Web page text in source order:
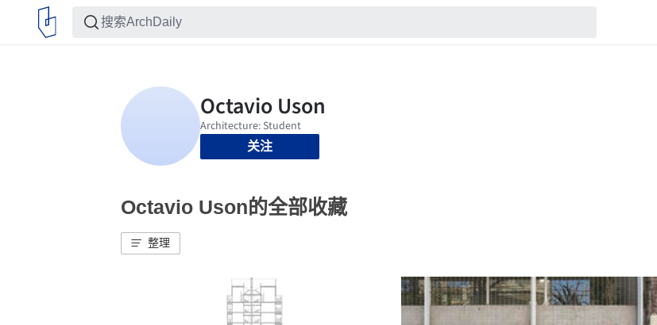
关注
Octavio Uson的全部收藏
整理